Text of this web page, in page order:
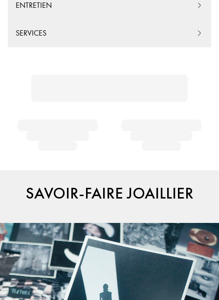
ENTRETIEN
SERVICES
SAVOIR-FAIRE JOAILLIER